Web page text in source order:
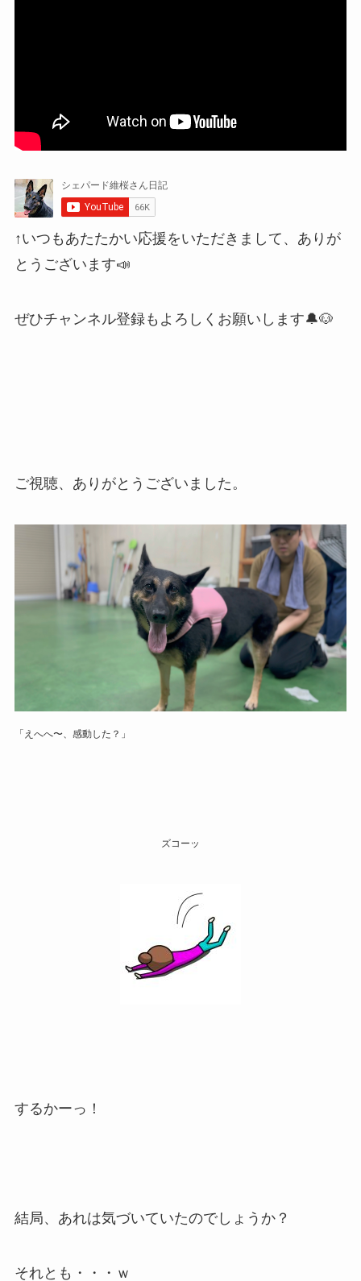
↑いつもあたたかい応援をいただきまして、ありが
とうございます📣
ぜひチャンネル登録もよろしくお願いします🔔🐶
ご視聴、ありがとうございました。
「えへへ〜、感動した？」
ズコーッ
するかーっ！
結局、あれは気づいていたのでしょうか？
それとも・・・ｗ